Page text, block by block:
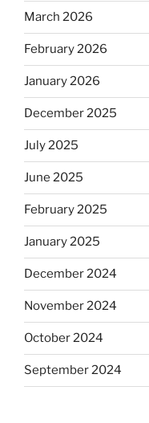
March 2026
February 2026
January 2026
December 2025
July 2025
June 2025
February 2025
January 2025
December 2024
November 2024
October 2024
September 2024